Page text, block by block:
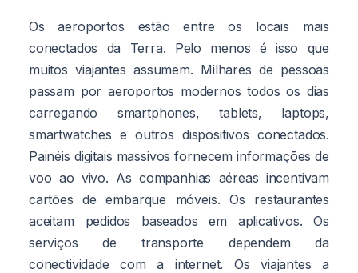
Os aeroportos estão entre os locais mais
conectados da Terra. Pelo menos é isso que
muitos viajantes assumem. Milhares de pessoas
passam por aeroportos modernos todos os dias
carregando smartphones, tablets, laptops,
smartwatches e outros dispositivos conectados.
Painéis digitais massivos fornecem informações de
voo ao vivo. As companhias aéreas incentivam
cartões de embarque móveis. Os restaurantes
aceitam pedidos baseados em aplicativos. Os
serviços de transporte dependem da
conectividade com a internet. Os viajantes a